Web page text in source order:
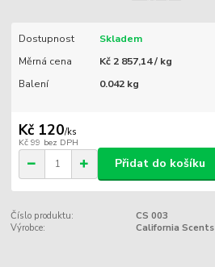
Dostupnost
Skladem
Měrná cena
Kč 2 857,14 / kg
Balení
0.042 kg
Kč 120/ks
Kč 99 bez DPH
Přidat do košíku
Číslo produktu:
CS 003
Výrobce:
California Scents